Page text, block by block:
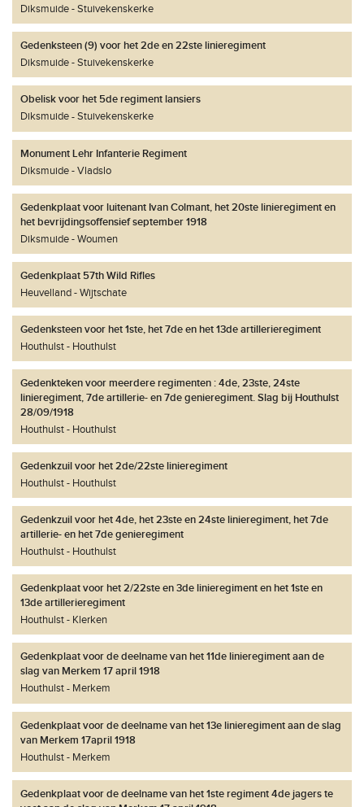
Diksmuide
Stuivekenskerke
Gedenksteen (9) voor het 2de en 22ste linieregiment
Diksmuide
Stuivekenskerke
Obelisk voor het 5de regiment lansiers
Diksmuide
Stuivekenskerke
Monument Lehr Infanterie Regiment
Diksmuide
Vladslo
Gedenkplaat voor luitenant Ivan Colmant, het 20ste linieregiment en
het bevrijdingsoffensief september 1918
Diksmuide
Woumen
Gedenkplaat 57th Wild Rifles
Heuvelland
Wijtschate
Gedenksteen voor het 1ste, het 7de en het 13de artillerieregiment
Houthulst
Houthulst
Gedenkteken voor meerdere regimenten : 4de, 23ste, 24ste
linieregiment, 7de artillerie- en 7de genieregiment. Slag bij Houthulst
28/09/1918
Houthulst
Houthulst
Gedenkzuil voor het 2de/22ste linieregiment
Houthulst
Houthulst
Gedenkzuil voor het 4de, het 23ste en 24ste linieregiment, het 7de
artillerie- en het 7de genieregiment
Houthulst
Houthulst
Gedenkplaat voor het 2/22ste en 3de linieregiment en het 1ste en
13de artillerieregiment
Houthulst
Klerken
Gedenkplaat voor de deelname van het 11de linieregiment aan de
slag van Merkem 17 april 1918
Houthulst
Merkem
Gedenkplaat voor de deelname van het 13e linieregiment aan de slag
van Merkem 17april 1918
Houthulst
Merkem
Gedenkplaat voor de deelname van het 1ste regiment 4de jagers te